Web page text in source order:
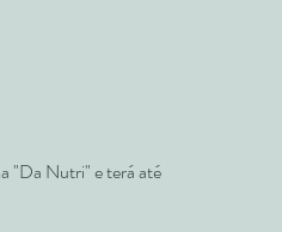
"Da Nutri" e terá até